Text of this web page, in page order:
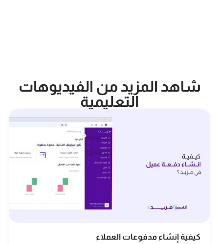
شاهد المزيد من الفيديوهات
التعليمية
كيفية إنشاء مدفوعات العملاء